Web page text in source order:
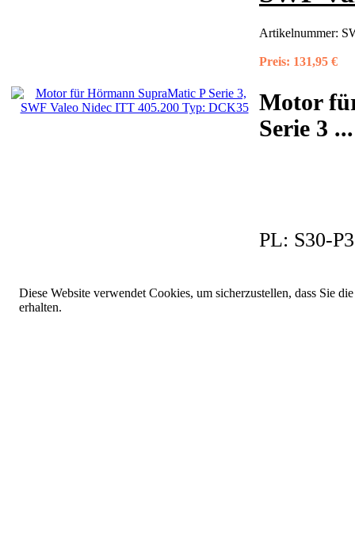
Artikelnummer:
Preis: 131,95 €
Motor
Serie 3 ...
PL: S30-
Diese Website verwendet Cookies, um sicherzustellen, dass Sie
erhalten.